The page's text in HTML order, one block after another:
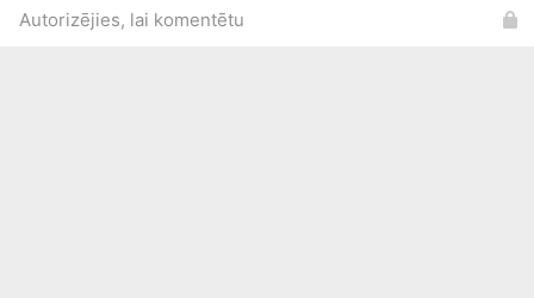
Autorizējies, lai komentētu